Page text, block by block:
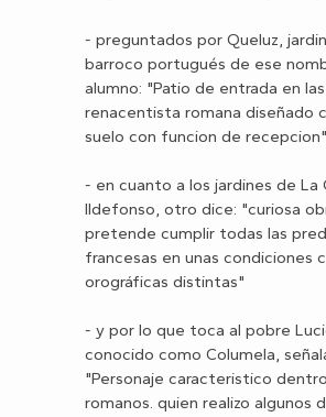
- preguntados por Queluz,
barroco portugués de ese
alumno: "Patio de entrada en
renacentista romana diseñado
suelo con funcion de recepcion"
- en cuanto a los jardines de La
Ildefonso, otro dice: "curiosa
pretende cumplir todas las
francesas en unas condiciones
orográficas distintas"
- y por lo que toca al pobre
conocido como Columela,
"Personaje caracteristico
romanos. quien realizo algunos